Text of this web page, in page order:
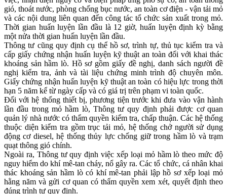
gió, thoát nước, phòng chống bục nước, an toàn cơ điện - vận tải mỏ
và các nội dung liên quan đến công tác tổ chức sản xuất trong mỏ.
Thời gian huấn luyện lần đầu là 12 giờ, huấn luyện định kỳ bằng
một nửa thời gian huấn luyện lần đầu.
Thông tư cũng quy định cụ thể hồ sơ, trình tự, thủ tục kiểm tra và
cấp giấy chứng nhận huấn luyện kỹ thuật an toàn đối với khai thác
khoáng sản hầm lò. Hồ sơ gồm giấy đề nghị, danh sách người đề
nghị kiểm tra, ảnh và tài liệu chứng minh trình độ chuyên môn.
Giấy chứng nhận huấn luyện kỹ thuật an toàn có hiệu lực trong thời
hạn 5 năm kể từ ngày cấp và có giá trị trên phạm vi toàn quốc.
Đối với hệ thống thiết bị, phương tiện trước khi đưa vào vận hành
lần đầu trong mỏ hầm lò, Thông tư quy định phải được cơ quan
quản lý nhà nước có thẩm quyền kiểm tra, chấp thuận. Các hệ thống
thuộc diện kiểm tra gồm trục tải mỏ, hệ thống chở người sử dụng
động cơ diesel, hệ thống thủy lực chống giữ trong hầm lò và trạm
quạt thông gió chính.
Ngoài ra, Thông tư quy định việc xếp loại mỏ hầm lò theo mức độ
nguy hiểm do khí mê-tan cháy, nổ gây ra. Các tổ chức, cá nhân khai
thác khoáng sản hầm lò có khí mê-tan phải lập hồ sơ xếp loại mỏ
hằng năm và gửi cơ quan có thẩm quyền xem xét, quyết định theo
đúng trình tự quy định.